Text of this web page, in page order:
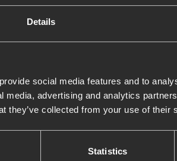
Details
social media features and to
media, advertising and analytics
they’ve collected from your use of their
Statistics
letteste modeller vejer kun 255g.
Fremstillet med genbrugsgummi
10% genbrugsgummi, og
& returnering